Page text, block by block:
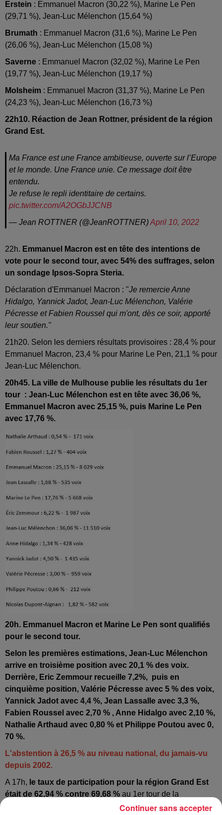
Erstein : Emmanuel Macron (30,22 %), Marine Le Pen
(29,71 %), Jean-Luc Mélenchon (15,64 %)
Brumath : Emmanuel Macron (31,6 %), Marine Le Pen
(26,06 %), Jean-Luc Mélenchon (15,08 %)
Saverne : Emmanuel Macron (32,02 %), Marine Le Pen
(19,77 %), Jean-Luc Mélenchon (19,17 %)
Molsheim : Emmanuel Macron (31,37 %), Marine Le Pen
(24,23 %), Jean-Luc Mélenchon (16,73 %)
22h10. Réaction de Jean Rottner, président de la région
Grand Est.
Ma France est une France ambitieuse, ouverte sur l’Europe
et le monde. Une France unie. Ce message doit être
entendu.
Je refuse le repli identitaire de certains.
pic.twitter.com/A2OGbJJCNB
— Jean ROTTNER (@JeanROTTNER)April 10, 2022
22h. Emmanuel Macron est en tête des intentions de
vote pour le second tour, avec 54% des suffrages, selon
un sondage Ipsos-Sopra Steria.
Déclaration d'Emmanuel Macron : "Je remercie Anne
Hidalgo, Yannick Jadot, Jean-Luc Mélenchon, Valérie
Pécresse et Fabien Roussel qui m'ont, dès ce soir, apporté
leur soutien."
21h20. Selon les derniers résultats provisoires : 28,4 % pour
Emmanuel Macron, 23,4 % pour Marine Le Pen, 21,1 % pour
Jean-Luc Mélenchon.
20h45. La ville de Mulhouse publie les résultats du 1er
tour : Jean-Luc Mélenchon est en tête avec 36,06 %,
Emmanuel Macron avec 25,15 %, puis Marine Le Pen
avec 17,76 %.
20h. Emmanuel Macron et Marine Le Pen sont qualifiés
pour le second tour.
Selon les premières estimations, Jean-Luc Mélenchon
arrive en troisième position avec 20,1 % des voix.
Derrière, Eric Zemmour recueille 7,2%, puis en
cinquième position, Valérie Pécresse avec 5 % des voix,
Yannick Jadot avec 4,4 %, Jean Lassalle avec 3,3 %,
Fabien Roussel avec 2,70 % , Anne Hidalgo avec 2,10 %,
Nathalie Arthaud avec 0,80 % et Philippe Poutou avec 0,
70 %.
L'abstention à 26,5 % au niveau national, du jamais-vu
depuis 2002.
A 17h, le taux de participation pour la région Grand Est
était de 62,94 % contre 69,68 % au 1er tour de la
Continuer sans accepter